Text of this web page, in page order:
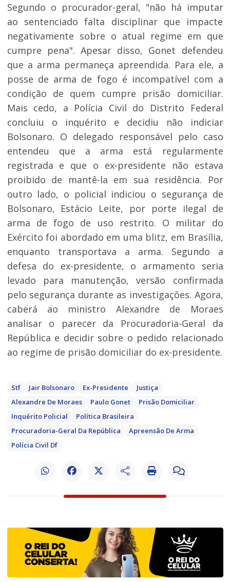
Segundo o procurador-geral, "não há imputar
ao sentenciado falta disciplinar que impacte
negativamente sobre o atual regime em que
cumpre pena". Apesar disso, Gonet defendeu
que a arma permaneça apreendida. Para ele, a
posse de arma de fogo é incompatível com a
condição de quem cumpre prisão domiciliar.
Mais cedo, a Polícia Civil do Distrito Federal
concluiu o inquérito e decidiu não indiciar
Bolsonaro. O delegado responsável pelo caso
entendeu que a arma está regularmente
registrada e que o ex-presidente não estava
proibido de mantê-la em sua residência. Por
outro lado, o policial indiciou o segurança de
Bolsonaro, Estácio Leite, por porte ilegal de
arma de fogo de uso restrito. O militar do
Exército foi abordado em uma blitz, em Brasília,
enquanto transportava a arma. Segundo a
defesa do ex-presidente, o armamento seria
levado para manutenção, versão confirmada
pelo segurança durante as investigações. Agora,
caberá ao ministro Alexandre de Moraes
analisar o parecer da Procuradoria-Geral da
República e decidir sobre o pedido relacionado
ao regime de prisão domiciliar do ex-presidente.
Stf Jair Bolsonaro Ex-Presidente
Justiça
Alexandre De Moraes
Paulo Gonet
Prisão Domiciliar
Inquérito Policial
Política Brasileira
Procuradoria-Geral Da República
Apreensão De Arma
Polícia Civil Df